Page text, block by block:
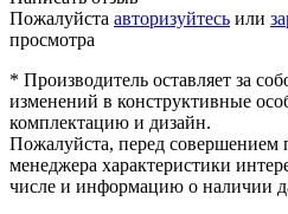
Пожалуйста авторизуйтесь или
просмотра
* Производитель оставляет за
изменений в конструктивные
комплектацию и дизайн.
Пожалуйста, перед совершением
менеджера характеристики
числе и информацию о наличии